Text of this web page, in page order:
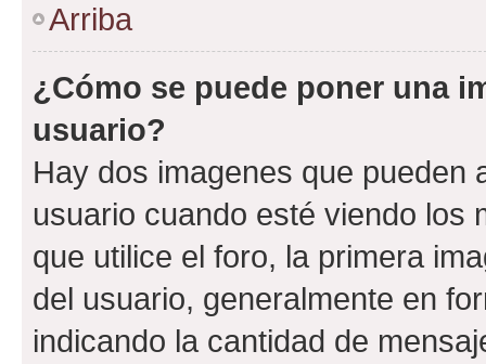
Arriba
¿Cómo se puede poner una
usuario?
Hay dos imagenes que pueden
usuario cuando esté viendo los
que utilice el foro, la primera
del usuario, generalmente en
indicando la cantidad de